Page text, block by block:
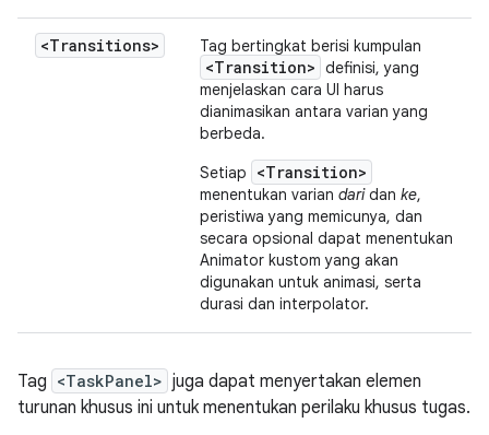
<Transitions> Tag bertingkat berisi kumpulan
<Transition> definisi, yang
menjelaskan cara UI harus
dianimasikan antara varian yang
berbeda.
Setiap
<Transition>
menentukan varian daridan ke,
peristiwa yang memicunya, dan
secara opsional dapat menentukan
Animator kustom yang akan
digunakan untuk animasi, serta
durasi dan interpolator.
Tag <TaskPanel> juga dapat menyertakan elemen
turunan khusus ini untuk menentukan perilaku khusus tugas.